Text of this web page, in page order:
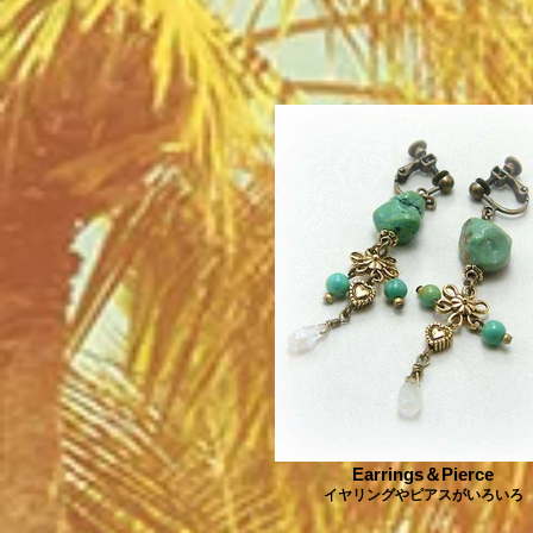
Earrings＆Pierce
イヤリングやピアスがいろいろ